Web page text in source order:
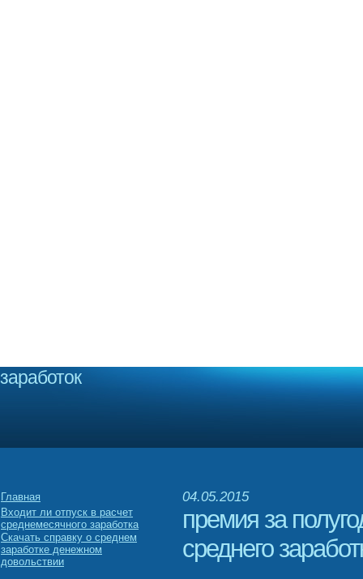
заработок
Главная
Входит ли отпуск в расчет
среднемесячного заработка
Скачать справку о среднем
заработке денежном
довольствии
04.05.2015
премия за
среднего